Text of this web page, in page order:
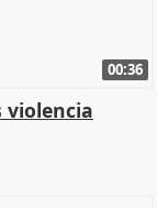
00:36
violencia